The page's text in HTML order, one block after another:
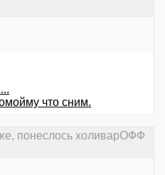
что сним.
понеслось холиварОФФ